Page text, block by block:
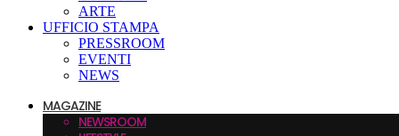
ARTE
UFFICIO STAMPA
PRESSROOM
EVENTI
NEWS
MAGAZINE
NEWSROOM